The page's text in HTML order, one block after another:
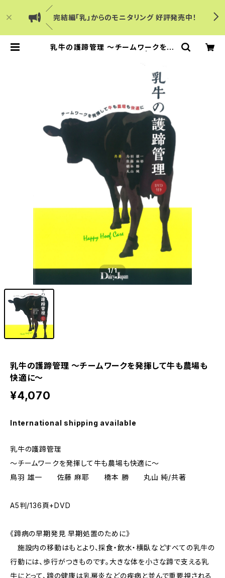
／
完結編「乳」からのモニタリング 好評発売中！
＼
乳牛の護蹄管理 ～チームワークを発
1/1
乳牛の護蹄管理 ～チームワークを発揮して牛も農場も
快適に～
¥4,070
International shipping available
乳牛の護蹄管理
～チームワークを発揮して牛も農場も快適に～
鳥羽 雄一 佐藤 麻耶 橋本 勝 丸山 純/共著
A5判/136頁+DVD
《蹄病の早期発見 早期処置のために》
施設内の移動はもとより、採食・飲水・横臥などすべての乳牛の
行動には、歩行がつきものです。大きな体を小さな蹄で支える乳
牛にとって、蹄の健康は乳房炎などの疾病と並んで重要視される